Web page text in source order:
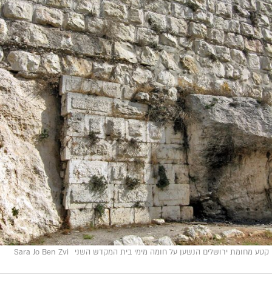
קטע מחומת ירושלים הנשען על חומה מימי בית המקדש השני Sara Jo Ben Zvi